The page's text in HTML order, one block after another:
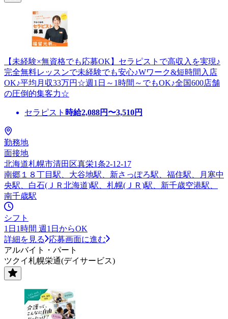
【未経験×無資格でも応募OK】セラピストで高収入を実現♪
完全無料レッスンで未経験でも安心♪Wワーク&短時間入店
OK♪平均月収33万円☆週1日～1時間～でもOK♪全国600店舗
の圧倒的集客力☆
セラピスト 時給2,088円〜3,510円
勤務地
面接地
北海道札幌市清田区真栄1条2-12-17
南郷１８丁目駅、大谷地駅、新さっぽろ駅、福住駅、月寒中
央駅、白石(ＪＲ北海道)駅、札幌(ＪＲ)駅、新千歳空港駅、
南千歳駅
シフト
1日1時間 週1日からOK
詳細を見る
応募画面に進む
アルバイト・パート
ツクイ札幌栄通(デイサービス)